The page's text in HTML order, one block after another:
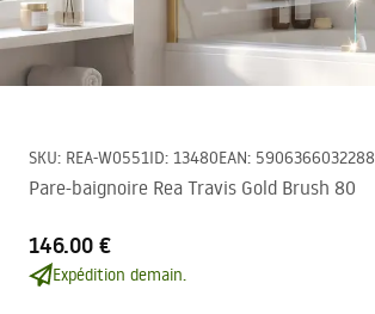
SKU: REA-W0551ID: 13480EAN: 5906366032288
Pare-baignoire Rea Travis Gold Brush 80
146.00 €
Expédition demain.